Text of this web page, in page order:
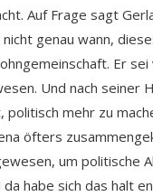
Auf Frage sagt
genau wann,
Er
Und nach seiner
politisch mehr zu
öfters
um politische
habe sich das halt